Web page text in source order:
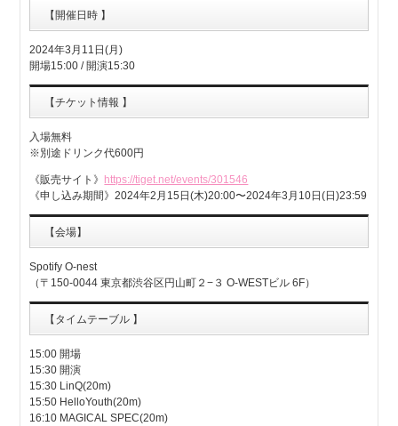
【開催日時 】
2024年3月11日(月)
開場15:00 / 開演15:30
【チケット情報 】
入場無料
※別途ドリンク代600円
《販売サイト》 https://tiget.net/events/301546
《申し込み期間》2024年2月15日(木)20:00〜2024年3月10日(日)23:59
【会場】
Spotify O-nest
（〒150-0044 東京都渋谷区円山町２−３ O-WESTビル 6F）
【タイムテーブル 】
15:00 開場
15:30 開演
15:30 LinQ(20m)
15:50 HelloYouth(20m)
16:10 MAGICAL SPEC(20m)